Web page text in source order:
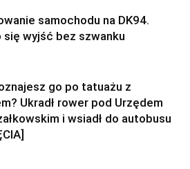
samochodu na DK94.
się wyjść bez szwanku
go po tatuażu z
Ukradł rower pod Urzędem
i wsiadł do autobusu